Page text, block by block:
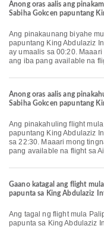
Anong oras aalis ang
Sabiha Gokcen papuntang
Ang pinakaunang biyahe mula Paliparang Pandaigdig ng Sabiha Gokcen
papuntang King Abdulaziz
ay umaalis sa 00:20.
ang iba pang available na
Anong oras aalis ang
Sabiha Gokcen papuntang
Ang pinakahuling flight mula Paliparang Pandaigdig ng Sabiha Gokcen
papuntang King Abdulaziz
sa 22:30. Maaari mong
pang available na flight sa
Gaano katagal ang flight
papunta sa King Abdulaziz
Ang tagal ng flight mula Paliparang Pandaigdig ng Sabiha Gokcen
papunta sa King Abdulaziz